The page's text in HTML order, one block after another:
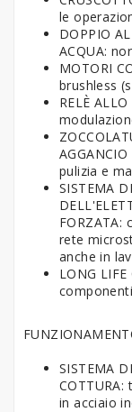
le
DOPPIO
ACQUA:
MOTORI
brushless
RELÈ
pulizia e
SISTEMA
rete
anche in
LONG
SISTEMA
in acciaio